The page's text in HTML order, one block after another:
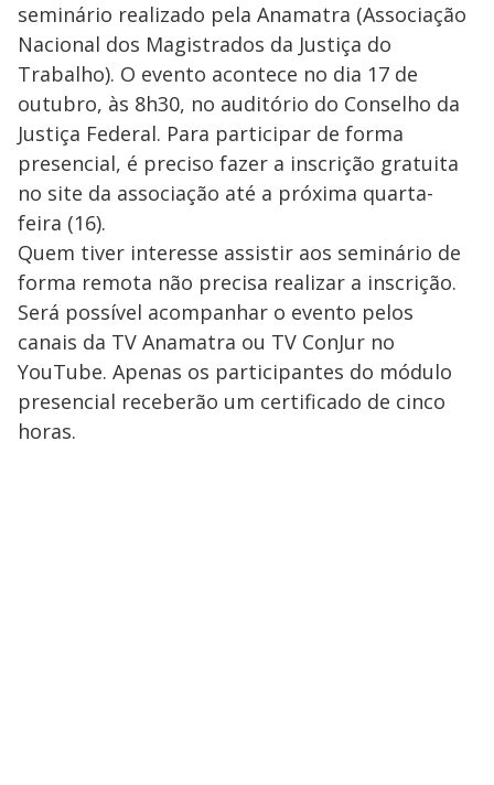
seminário realizado pela Anamatra (Associação
Nacional dos Magistrados da Justiça do
Trabalho). O evento acontece no dia 17 de
outubro, às 8h30, no auditório do Conselho da
Justiça Federal. Para participar de forma
presencial, é preciso fazer a inscrição gratuita
no site da associação até a próxima quarta-
feira (16).
Quem tiver interesse assistir aos seminário de
forma remota não precisa realizar a inscrição.
Será possível acompanhar o evento pelos
canais da TV Anamatra ou TV ConJur no
YouTube. Apenas os participantes do módulo
presencial receberão um certificado de cinco
horas.